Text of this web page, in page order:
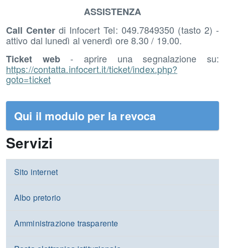
ASSISTENZA
Call Centerdi Infocert Tel: 049.7849350 (tasto 2) -
attivo dal lunedì al venerdì ore 8.30 / 19.00.
Ticket web - aprire una segnalazione su:
https://contatta.infocert.it/ticket/index.php?
goto=ticket
Qui il modulo per la revoca
Servizi
Sito internet
Albo pretorio
Amministrazione trasparente